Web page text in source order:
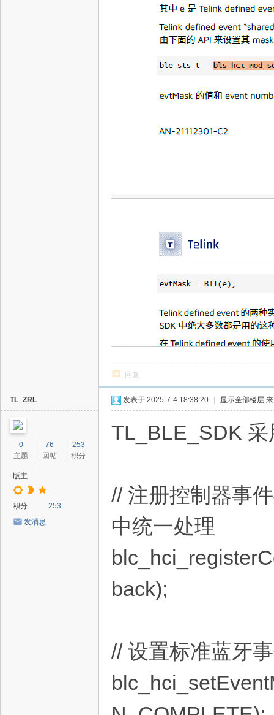
回复
TL_ZRL
0
主题
76
回帖
253
积分
版主
积分
253
发消息
发表于 2025-7-4 18:38:20 显示全部楼层
TL_BLE_SDK
// 注册控制器事
中统一处理
back);
// 设置标准蓝牙